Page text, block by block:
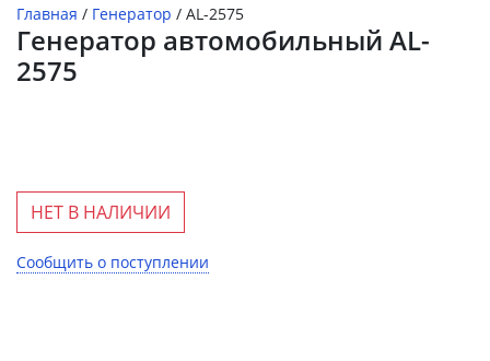
Главная / Генератор / AL-2575
Генератор автомобильный AL-
2575
НЕТ В НАЛИЧИИ
Сообщить о поступлении